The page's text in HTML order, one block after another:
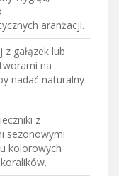
aranżacji.
z gałązek lub
na
nadać naturalny
z
sezonowymi
kolorowych